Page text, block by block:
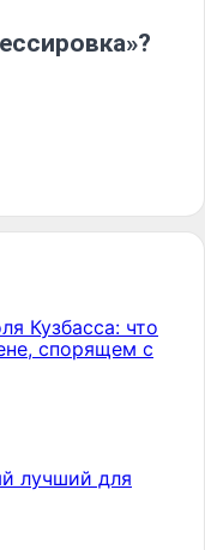
Кузбасса: что
спорящем с
лучший для